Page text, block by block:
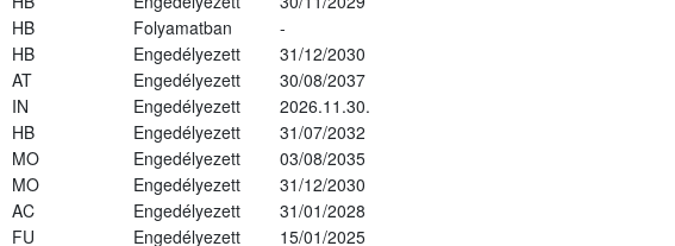
HB Folyamatban
-
HB Engedélyezett
31/12/2030
AT Engedélyezett
30/08/2037
IN Engedélyezett
2026.11.30.
HB Engedélyezett
31/07/2032
MO Engedélyezett
03/08/2035
MO Engedélyezett
31/12/2030
AC Engedélyezett
31/01/2028
FU Engedélyezett
15/01/2025